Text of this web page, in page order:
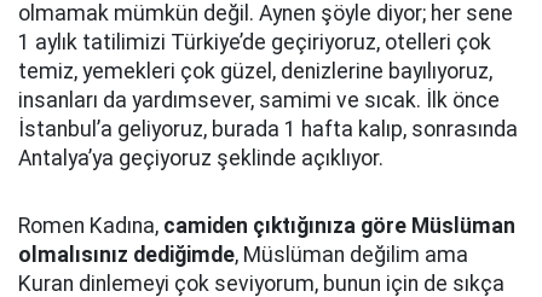
olmamak mümkün değil. Aynen şöyle diyor; her sene
1 aylık tatilimizi Türkiye’de geçiriyoruz, otelleri çok
temiz, yemekleri çok güzel, denizlerine bayılıyoruz,
insanları da yardımsever, samimi ve sıcak. İlk önce
İstanbul’a geliyoruz, burada 1 hafta kalıp, sonrasında
Antalya’ya geçiyoruz şeklinde açıklıyor.
Romen Kadına, camiden çıktığınıza göre Müslüman
olmalısınız dediğimde, Müslüman değilim ama
Kuran dinlemeyi çok seviyorum, bunun için de sıkça